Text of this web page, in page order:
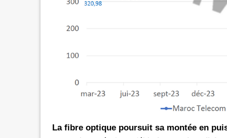
La fibre optique poursuit sa montée en